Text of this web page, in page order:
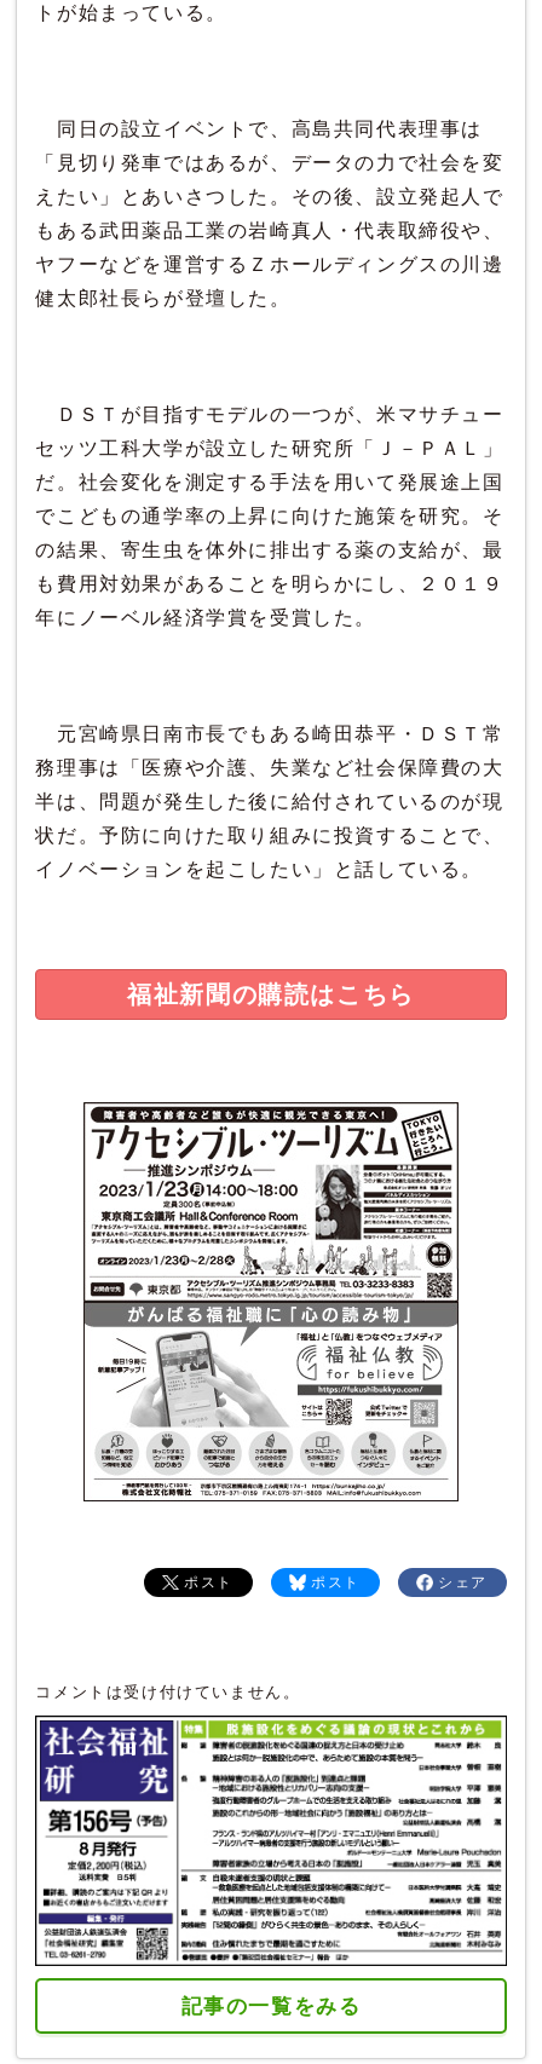
トが始まっている。
同日の設立イベントで、高島共同代表理事は
「見切り発車ではあるが、データの力で社会を変
えたい」とあいさつした。その後、設立発起人で
もある武田薬品工業の岩崎真人・代表取締役や、
ヤフーなどを運営するＺホールディングスの川邊
健太郎社長らが登壇した。
ＤＳＴが目指すモデルの一つが、米マサチュー
セッツ工科大学が設立した研究所「Ｊ－ＰＡＬ」
だ。社会変化を測定する手法を用いて発展途上国
でこどもの通学率の上昇に向けた施策を研究。そ
の結果、寄生虫を体外に排出する薬の支給が、最
も費用対効果があることを明らかにし、２０１９
年にノーベル経済学賞を受賞した。
元宮崎県日南市長でもある崎田恭平・ＤＳＴ常
務理事は「医療や介護、失業など社会保障費の大
半は、問題が発生した後に給付されているのが現
状だ。予防に向けた取り組みに投資することで、
イノベーションを起こしたい」と話している。
福祉新聞の購読はこちら
シェア
ポスト
ポスト
コメントは受け付けていません。
記事の一覧をみる